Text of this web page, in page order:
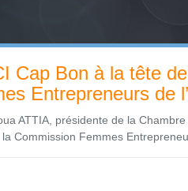
Cap Bon à la tête
Entrepreneurs de
ATTIA, présidente de la
Commission Femmes